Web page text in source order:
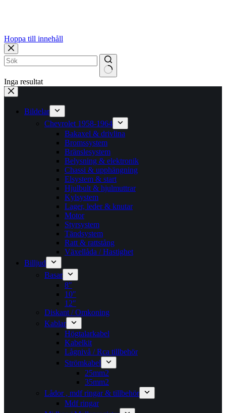
Hoppa till innehåll
Inga resultat
Bildelar
Chevrolet 1958-1964
Bakaxel & drivlina
Bromssystem
Bränslesystem
Belysning & elektronik
Chassi & upphängning
Elsystem & start
Hjulbult & hjulmuttrar
Kylsystem
Lager, leder & knutar
Motor
Styrsystem
Tändsystem
Ratt & rattstång
Växellåda / Hastighet
Billjud
Basar
8″
10″
12″
Diskant / Omkoning​
Kablar
Högtalarkabel
Kabelkit
Lågnivå / Rca tillbehör
Strömkabel
25mm2
35mm2
Lådor , mdf ringar & tillbehör
Mdf ringar